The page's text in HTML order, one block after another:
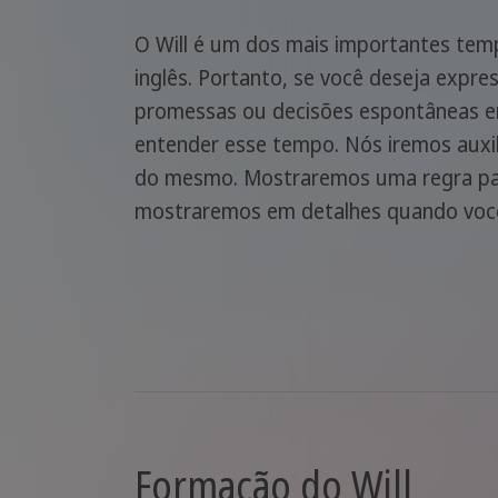
O Will é um dos mais importantes
inglês. Portanto, se você deseja
promessas ou decisões espontâneas
entender esse tempo. Nós iremos
do mesmo. Mostraremos uma regra
mostraremos em detalhes quando
Formação do Will